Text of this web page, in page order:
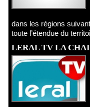
dans les régions
toute l’étendue du
LERAL TV LA